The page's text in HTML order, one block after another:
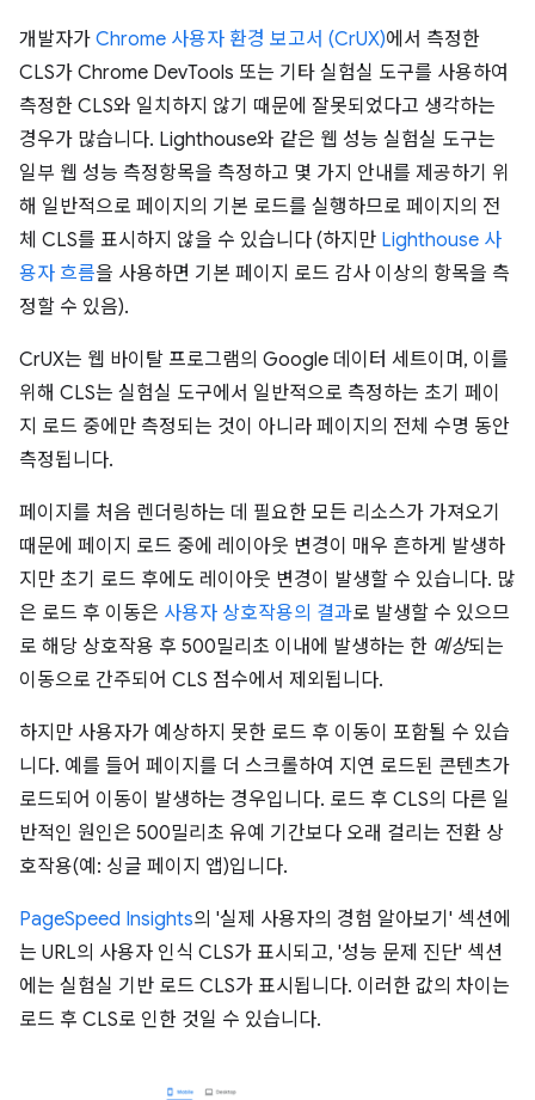
개발자가 Chrome 사용자 환경 보고서 (CrUX)에서 측정한
CLS가 Chrome DevTools 또는 기타 실험실 도구를 사용하여
측정한 CLS와 일치하지 않기 때문에 잘못되었다고 생각하는
경우가 많습니다. Lighthouse와 같은 웹 성능 실험실 도구는
일부 웹 성능 측정항목을 측정하고 몇 가지 안내를 제공하기 위
해 일반적으로 페이지의 기본 로드를 실행하므로 페이지의 전
체 CLS를 표시하지 않을 수 있습니다 (하지만 Lighthouse 사
용자 흐름을 사용하면 기본 페이지 로드 감사 이상의 항목을 측
정할 수 있음).
CrUX는 웹 바이탈 프로그램의 Google 데이터 세트이며, 이를
위해 CLS는 실험실 도구에서 일반적으로 측정하는 초기 페이
지 로드 중에만 측정되는 것이 아니라 페이지의 전체 수명 동안
측정됩니다.
페이지를 처음 렌더링하는 데 필요한 모든 리소스가 가져오기
때문에 페이지 로드 중에 레이아웃 변경이 매우 흔하게 발생하
지만 초기 로드 후에도 레이아웃 변경이 발생할 수 있습니다. 많
은 로드 후 이동은 사용자 상호작용의 결과로 발생할 수 있으므
로 해당 상호작용 후 500밀리초 이내에 발생하는 한 예상되는
이동으로 간주되어 CLS 점수에서 제외됩니다.
하지만 사용자가 예상하지 못한 로드 후 이동이 포함될 수 있습
니다. 예를 들어 페이지를 더 스크롤하여 지연 로드된 콘텐츠가
로드되어 이동이 발생하는 경우입니다. 로드 후 CLS의 다른 일
반적인 원인은 500밀리초 유예 기간보다 오래 걸리는 전환 상
호작용(예: 싱글 페이지 앱)입니다.
PageSpeed Insights의 '실제 사용자의 경험 알아보기' 섹션에
는 URL의 사용자 인식 CLS가 표시되고, '성능 문제 진단' 섹션
에는 실험실 기반 로드 CLS가 표시됩니다. 이러한 값의 차이는
로드 후 CLS로 인한 것일 수 있습니다.